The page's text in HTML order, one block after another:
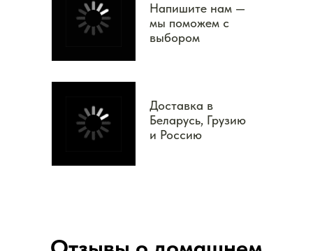
Напишите нам —
мы поможем с
выбором
Доставка в
Беларусь, Грузию
и Россию